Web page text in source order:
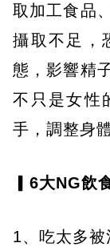
取加工食品
攝取不足，
態，影響精
不只是女性
手，調整身
▎6大NG飲
1、吃太多